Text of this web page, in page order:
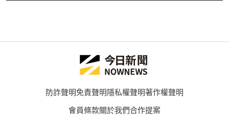
防詐聲明免責聲明隱私權聲明著作權聲明
會員條款關於我們合作提案